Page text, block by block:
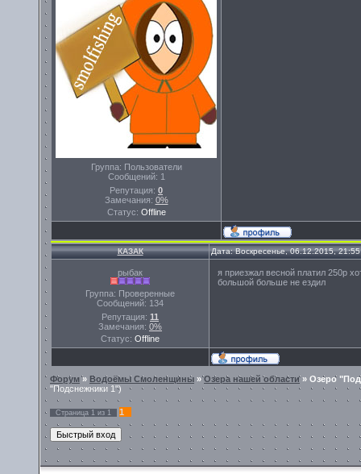
Группа: Пользователи
Сообщений: 1
Репутация: 0
Замечания: 0%
Статус: Offline
КАЗАК Дата: Воскресенье, 06.12.2015,
рыбак
Группа: Проверенные
Сообщений: 134
Репутация: 11
Замечания: 0%
Статус: Offline
я приезжал весной платил 250р
большой больше не ездил
Форум» Водоёмы Смоленщины »Озера нашей области» Озеро
"Подснежники 1")
Страница 1 из 1 1